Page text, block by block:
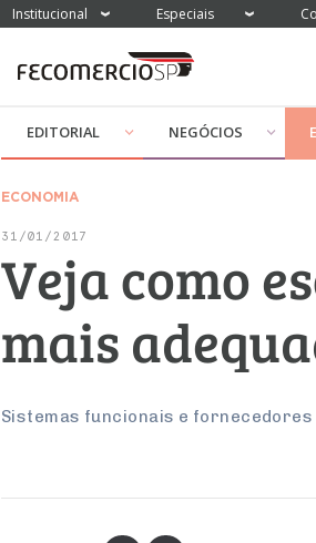
Institucional Especiais
EDITORIAL NEGÓCIOS
ECONOMIA
31/01/2017
Veja como
mais
Sistemas funcionais e